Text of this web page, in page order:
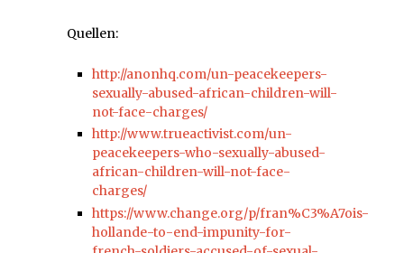
Quellen:
http://anonhq.com/un-peacekeepers-
sexually-abused-african-children-will-
not-face-charges/
http://www.trueactivist.com/un-
peacekeepers-who-sexually-abused-
african-children-will-not-face-
charges/
https://www.change.org/p/fran%C3%A7ois-
hollande-to-end-impunity-for-